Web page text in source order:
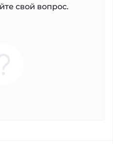
свой вопрос.